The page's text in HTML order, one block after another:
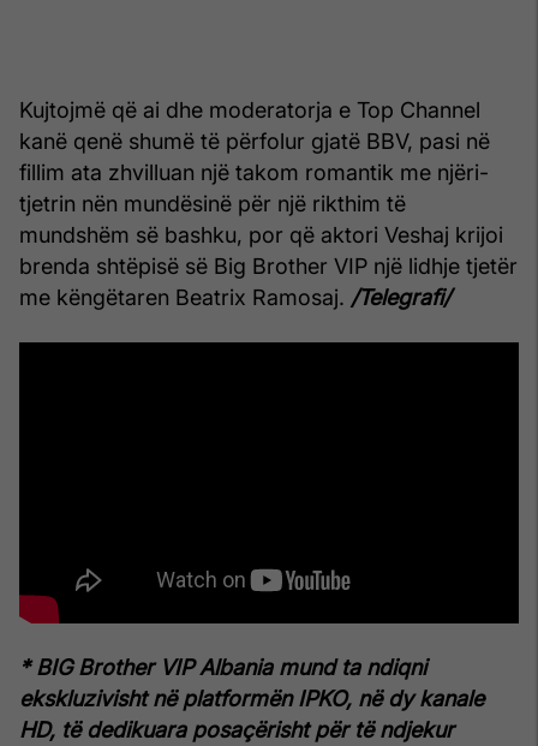
Kujtojmë që ai dhe moderatorja e Top Channel
kanë qenë shumë të përfolur gjatë BBV, pasi në
fillim ata zhvilluan një takom romantik me njëri-
tjetrin nën mundësinë për një rikthim të
mundshëm së bashku, por që aktori Veshaj krijoi
brenda shtëpisë së Big Brother VIP një lidhje tjetër
me këngëtaren Beatrix Ramosaj. /Telegrafi/
* BIG Brother VIP Albania mund ta ndiqni
ekskluzivisht në platformën IPKO, në dy kanale
HD, të dedikuara posaçërisht për të ndjekur